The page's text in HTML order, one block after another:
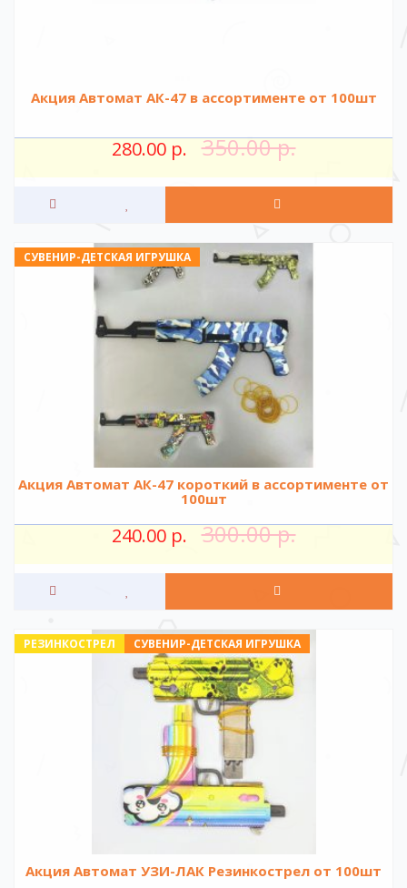
Акция Автомат АК-47 в ассортименте от 100шт
280.00 р. 350.00 р.
СУВЕНИР-ДЕТСКАЯ ИГРУШКА
Акция Автомат АК-47 короткий в ассортименте от
100шт
240.00 р. 300.00 р.
СУВЕНИР-ДЕТСКАЯ ИГРУШКА
РЕЗИНКОСТРЕЛ
Акция Автомат УЗИ-ЛАК Резинкострел от 100шт